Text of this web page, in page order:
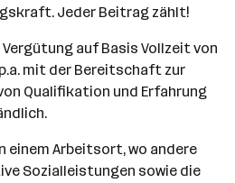
Jeder Beitrag zählt!
auf Basis Vollzeit von
mit der Bereitschaft zur
Qualifikation und Erfahrung
einem Arbeitsort, wo andere
Sozialleistungen sowie die